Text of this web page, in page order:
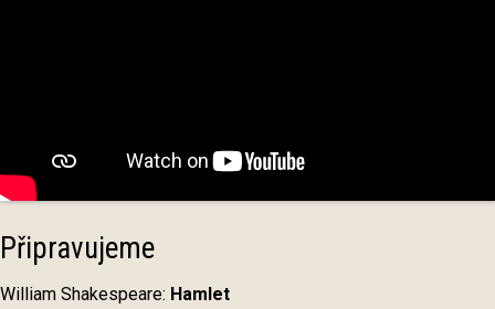
Připravujeme
William Shakespeare: Hamlet